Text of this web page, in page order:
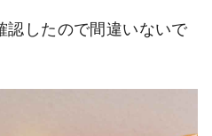
認したので間違いないで